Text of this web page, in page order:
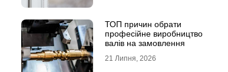
ТОП причин обрати
професійне виробництво
валів на замовлення
21 Липня, 2026